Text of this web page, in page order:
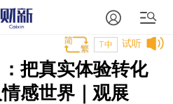
试听
T中
：把真实体验转化
感世界｜观展